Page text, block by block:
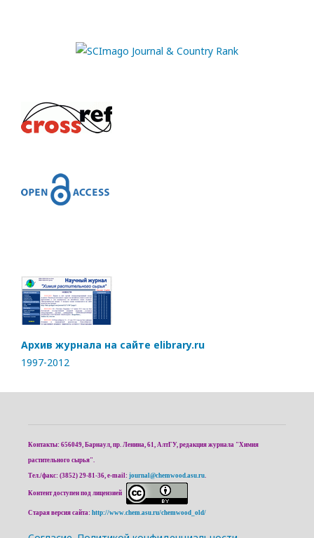
Архив журнала на сайте elibrary.ru
1997-2012
Контакты: 656049, Барнаул, пр. Ленина, 61, АлтГУ, редакция журнала "Химия
растительного сырья".
Тел./факс: (3852) 29-81-36, e-mail: journal@chemwood.asu.ru.
Контент доступен под лицензией
Старая версия сайта: http://www.chem.asu.ru/chemwood_old/